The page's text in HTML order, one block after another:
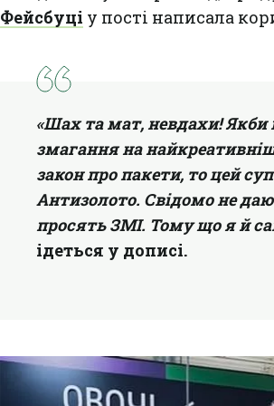
Фейсбуці у пості написала
«Шах та мат, невдахи!
змагання на
закон про пакети, то цей
Антизолото. Свідомо не
просять ЗМІ. Тому що я й
ідеться у дописі.